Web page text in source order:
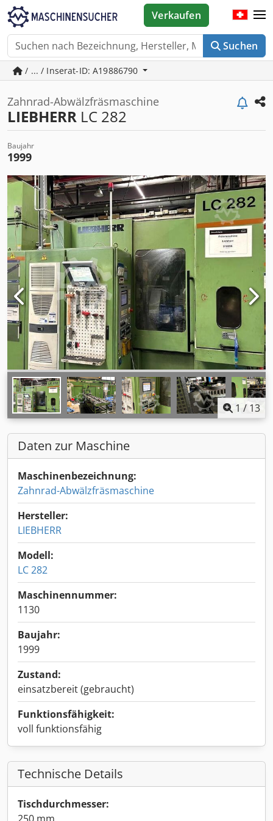
Suchen
Verkaufen
/ ... / Inserat-ID: A19886790
Zahnrad-Abwälzfräsmaschine
LIEBHERR LC 282
Baujahr
1999
1 / 13
Daten zur Maschine
Maschinenbezeichnung:
Zahnrad-Abwälzfräsmaschine
Hersteller:
LIEBHERR
Modell:
LC 282
Maschinennummer:
1130
Baujahr:
1999
Zustand:
einsatzbereit (gebraucht)
Funktionsfähigkeit:
voll funktionsfähig
Technische Details
Tischdurchmesser: